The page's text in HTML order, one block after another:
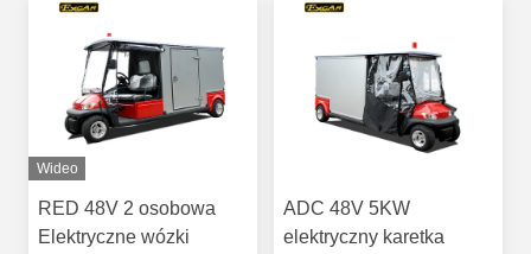
Wideo
RED 48V 2 osobowa
Elektryczne wózki
ADC 48V 5KW
elektryczny karetka